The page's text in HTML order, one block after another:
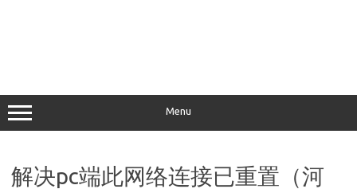
Menu
解决pc端此网络连接已重置（河